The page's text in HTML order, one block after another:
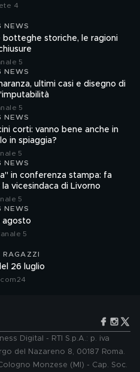
4
NEWS
botteghe storiche, le ragioni
5
NEWS
ultimi casi e disegno di
5
NEWS
corti: vanno bene anche in
in spiaggia?
5
NEWS
in conferenza stampa: fa
vicesindaca di Livorno
5
NEWS
agosto
5
RAGAZZI
26 luglio
Digital - RTI S.p.A.: p. iva
del Nazareno 8, 00187 Roma.
Monzese (MI) - Cap. Soc.